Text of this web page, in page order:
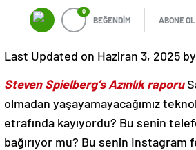
0
BEĞENDİM ABONE OL
Last Updated on Haziran 3, 2025 by
Steven Spielberg’s Azınlık raporu
olmadan yaşayamayacağımız
etrafında kayıyordu? Bu senin
bağırıyor mu? Bu senin